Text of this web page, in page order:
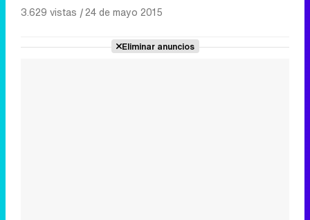
3.629 vistas |24 de mayo 2015
Eliminar anuncios